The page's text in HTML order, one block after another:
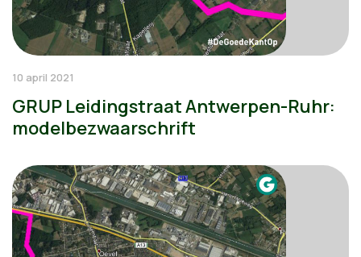
10 april 2021
GRUP Leidingstraat Antwerpen-Ruhr:
modelbezwaarschrift